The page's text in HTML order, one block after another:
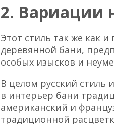
2. Вариации
Этот стиль так же как
деревянной бани,
особых изысков и
В целом русский стиль
в интерьер бани
американский и
традиционной